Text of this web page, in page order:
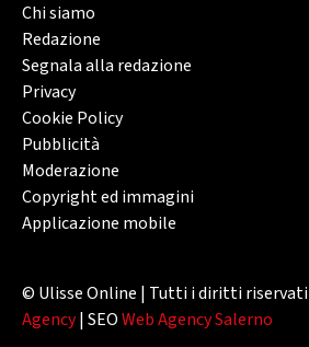
Chi siamo
Redazione
Segnala alla redazione
Privacy
Cookie Policy
Pubblicità
Moderazione
Copyright ed immagini
Applicazione mobile
© Ulisse Online | Tutti i diritti
Agency| SEOWeb Agency Salerno